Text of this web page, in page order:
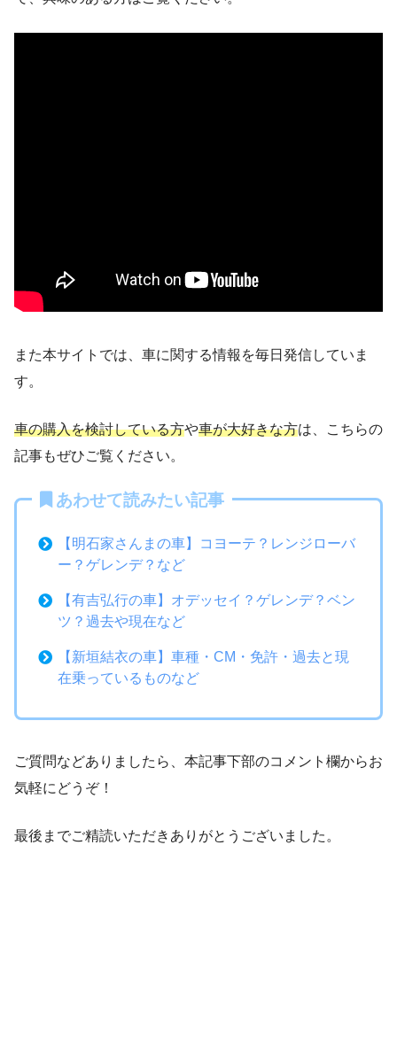
また本サイトでは、車に関する情報を毎日発信していま
す。
車の購入を検討している方や車が大好きな方は、こちらの
記事もぜひご覧ください。
あわせて読みたい記事
【明石家さんまの車】コヨーテ？レンジローバ
ー？ゲレンデ？など
【有吉弘行の車】オデッセイ？ゲレンデ？ベン
ツ？過去や現在など
【新垣結衣の車】車種・CM・免許・過去と現
在乗っているものなど
ご質問などありましたら、本記事下部のコメント欄からお
気軽にどうぞ！
最後までご精読いただきありがとうございました。